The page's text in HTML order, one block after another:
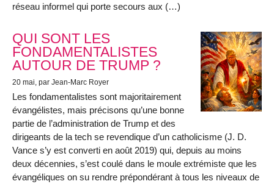
réseau informel qui porte secours aux (…)
QUI SONT LES
FONDAMENTALISTES
AUTOUR DE TRUMP ?
20 mai, par Jean-Marc Royer
Les fondamentalistes sont majoritairement
évangélistes, mais précisons qu’une bonne
partie de l’administration de Trump et des
dirigeants de la tech se revendique d’un catholicisme (J. D.
Vance s’y est converti en août 2019) qui, depuis au moins
deux décennies, s’est coulé dans le moule extrémiste que les
évangéliques on su rendre prépondérant à tous les niveaux de